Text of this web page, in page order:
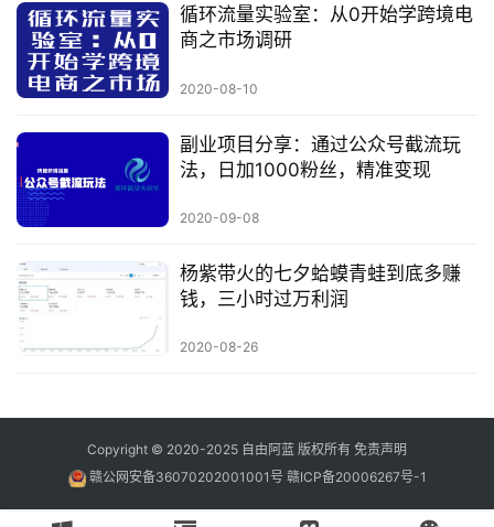
循环流量实验室：从0开始学跨境电
商之市场调研
2020-08-10
副业项目分享：通过公众号截流玩
法，日加1000粉丝，精准变现
2020-09-08
杨紫带火的七夕蛤蟆青蛙到底多赚
钱，三小时过万利润
2020-08-26
Copyright © 2020-2025 自由阿蓝 版权所有 免责声明
赣公网安备36070202001001号 赣ICP备20006267号-1